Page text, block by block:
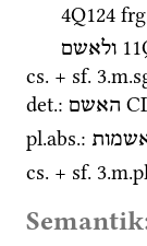
4Q124
ולאשם
cs. + sf. 3.m.
det.: האשם
pl.abs.:
cs. + sf. 3.m.